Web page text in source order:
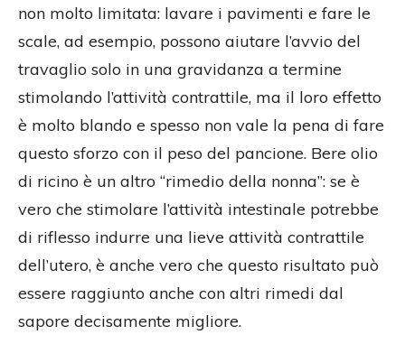
non molto limitata: lavare i pavimenti e fare le
scale, ad esempio, possono aiutare l’avvio del
travaglio solo in una gravidanza a termine
stimolando l’attività contrattile, ma il loro effetto
è molto blando e spesso non vale la pena di fare
questo sforzo con il peso del pancione. Bere olio
di ricino è un altro “rimedio della nonna”: se è
vero che stimolare l’attività intestinale potrebbe
di riflesso indurre una lieve attività contrattile
dell’utero, è anche vero che questo risultato può
essere raggiunto anche con altri rimedi dal
sapore decisamente migliore.